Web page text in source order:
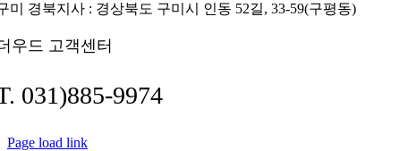
미 경북지사 : 경상북도 구미시 인동 52길, 33-59(구평동)
우드 고객센터
031)885-9974
Page load link